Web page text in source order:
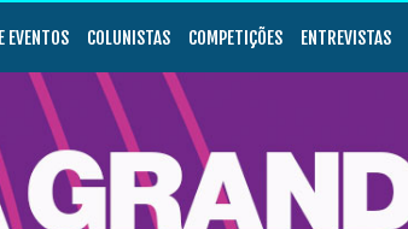
EVENTOS COLUNISTAS COMPETIÇÕES ENTREVISTAS